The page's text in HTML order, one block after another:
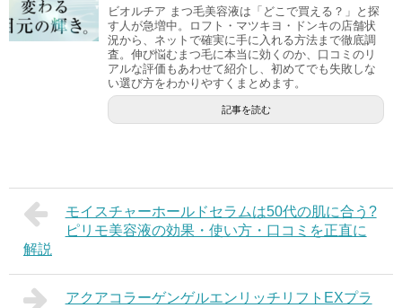
ビオルチア まつ毛美容液は「どこで買える？」と探
す人が急増中。ロフト・マツキヨ・ドンキの店舗状
況から、ネットで確実に手に入れる方法まで徹底調
査。伸び悩むまつ毛に本当に効くのか、口コミのリ
アルな評価もあわせて紹介し、初めてでも失敗しな
い選び方をわかりやすくまとめます。
記事を読む
モイスチャーホールドセラムは50代の肌に合う?
ピリモ美容液の効果・使い方・口コミを正直に
解説
アクアコラーゲンゲルエンリッチリフトEXプラ